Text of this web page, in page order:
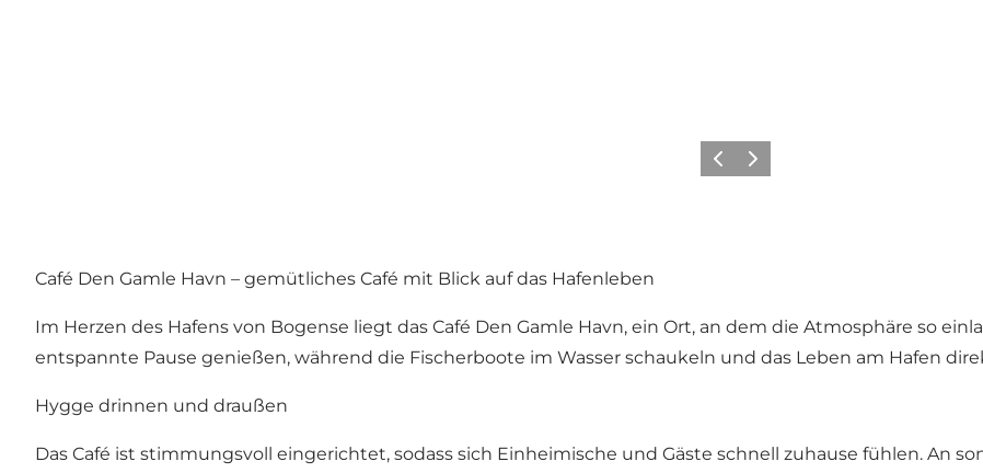
Vorherige Folie
Nächste Folie
Café Den Gamle Havn – gemütliches Café mit Blick auf das Hafenleben
Im Herzen des Hafens von Bogense liegt das Café Den Gamle Havn, ein Ort, an dem die Atmosphäre so
entspannte Pause genießen, während die Fischerboote im Wasser schaukeln und das Leben am Hafen
Hygge drinnen und draußen
Das Café ist stimmungsvoll eingerichtet, sodass sich Einheimische und Gäste schnell zuhause fühlen. An